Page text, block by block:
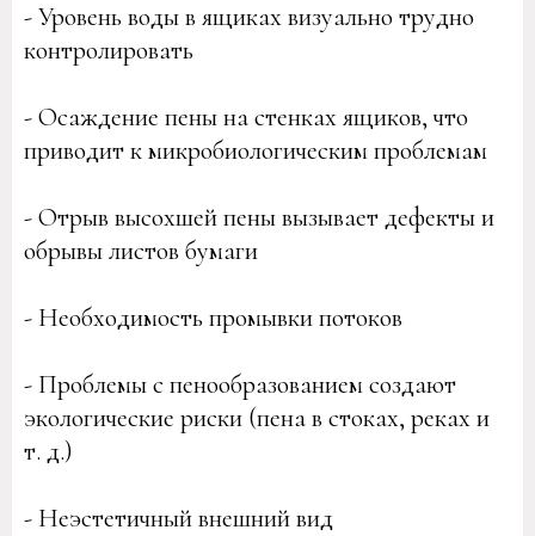
- Уровень воды в ящиках визуально трудно
контролировать
- Осаждение пены на стенках ящиков, что
приводит к микробиологическим проблемам
- Отрыв высохшей пены вызывает дефекты и
обрывы листов бумаги
- Необходимость промывки потоков
- Проблемы с пенообразованием создают
экологические риски (пена в стоках, реках и
т. д.)
- Неэстетичный внешний вид